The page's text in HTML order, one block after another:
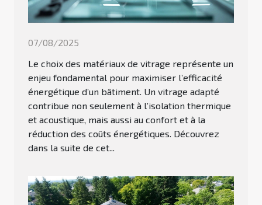
07/08/2025
Le choix des matériaux de vitrage représente un
enjeu fondamental pour maximiser l’efficacité
énergétique d’un bâtiment. Un vitrage adapté
contribue non seulement à l’isolation thermique
et acoustique, mais aussi au confort et à la
réduction des coûts énergétiques. Découvrez
dans la suite de cet...